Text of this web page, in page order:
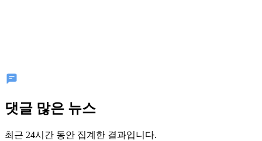
댓글 많은 뉴스
최근 24시간 동안 집계한 결과입니다.